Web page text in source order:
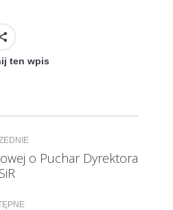
ten wpis
Poprzedni
wpis:
o Puchar Dyrektora